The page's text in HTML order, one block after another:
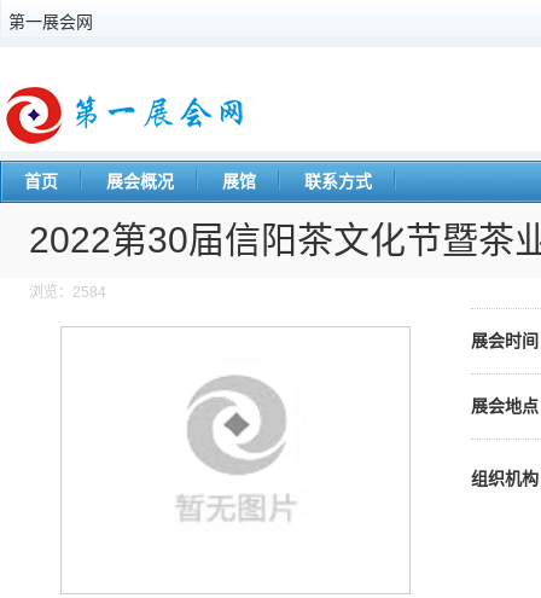
第一展会网
首页 展会概况 展馆 联系方式
2022第30届信阳茶文化节暨茶
浏览：2584
展会时
展会地
组织机构